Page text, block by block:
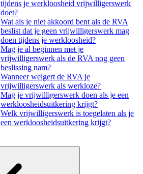
tijdens je werkloosheid vrijwilligerswerk
doet?
Wat als je niet akkoord bent als de RVA
beslist dat je geen vrijwilligerswerk mag
doen tijdens je werkloosheid?
Mag je al beginnen met je
vrijwilligerswerk als de RVA nog geen
beslissing nam?
Wanneer weigert de RVA je
vrijwilligerswerk als werkloze?
Mag je vrijwilligerswerk doen als je een
werkloosheidsuitkering krijgt?
Welk vrijwilligerswerk is toegelaten als je
een werkloosheidsuitkering krijgt?